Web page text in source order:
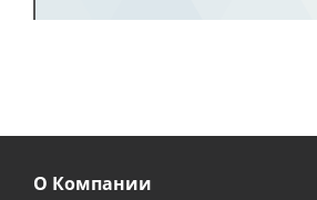
О Компании